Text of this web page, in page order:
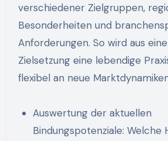
verschiedener Zielgruppen,
Besonderheiten und
Anforderungen. So wird aus
Zielsetzung eine lebendige
flexibel an neue
Auswertung der aktuellen
Bindungspotenziale: Welche